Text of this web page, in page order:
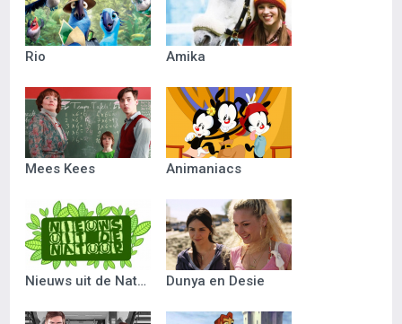
Rio Amika
Mees Kees Animaniacs
Nieuws uit de Natuur Dunya en Desie